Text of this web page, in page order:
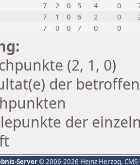
7 2 0 5 4 0
7 1 0 6 2 0
7 0 0 7 0 0
(2, 1, 0)
der
der
Server© 2006-2026 Heinz Herzog,